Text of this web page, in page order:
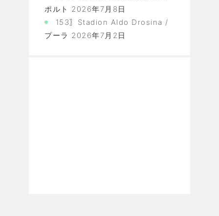
ポルト 2026年7月8日
153〗Stadion Aldo Drosina /
プーラ 2026年7月2日